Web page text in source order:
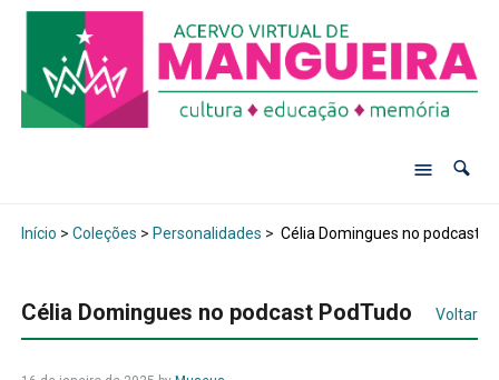
Início > Coleções > Personalidades > Célia Domingues no podcast
Célia Domingues no podcast PodTudo Voltar